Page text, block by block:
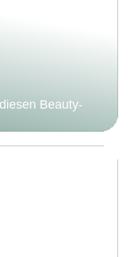
Beauty-